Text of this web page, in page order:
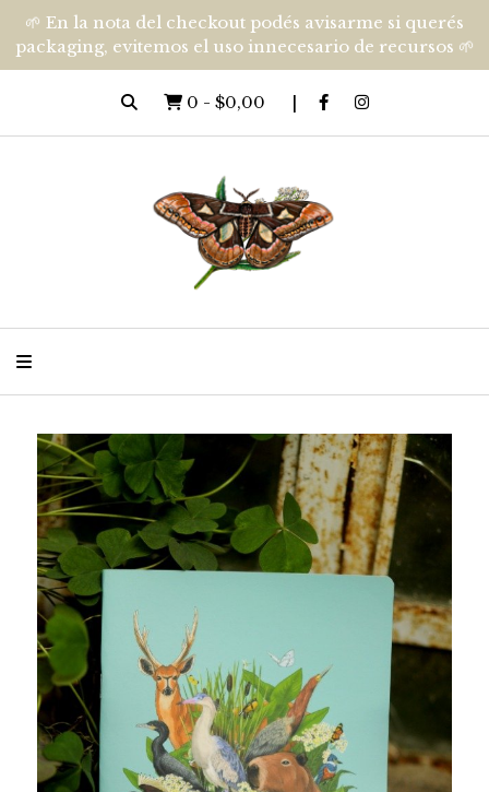
🌱 En la nota del checkout podés avisarme si querés
packaging, evitemos el uso innecesario de recursos 🌱
0 - $0,00